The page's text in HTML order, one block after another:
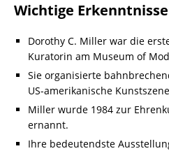
Wichtige Erkenntnisse
Dorothy C. Miller war die
Kuratorin am Museum of
Sie organisierte
US-amerikanische
Miller wurde 1984 zur
ernannt.
Ihre bedeutendste